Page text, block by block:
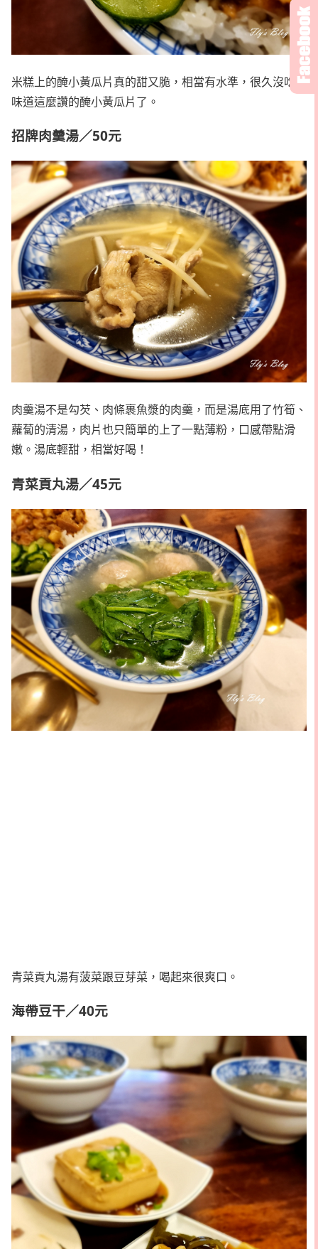
米糕上的醃小黃瓜片真的甜又脆，相當有水準，很久沒吃到
味道這麼讚的醃小黃瓜片了。
招牌肉羹湯／50元
肉羹湯不是勾芡、肉條裹魚漿的肉羹，而是湯底用了竹筍、
蘿蔔的清湯，肉片也只簡單的上了一點薄粉，口感帶點滑
嫩。湯底輕甜，相當好喝！
青菜貢丸湯／45元
青菜貢丸湯有菠菜跟豆芽菜，喝起來很爽口。
海帶豆干／40元